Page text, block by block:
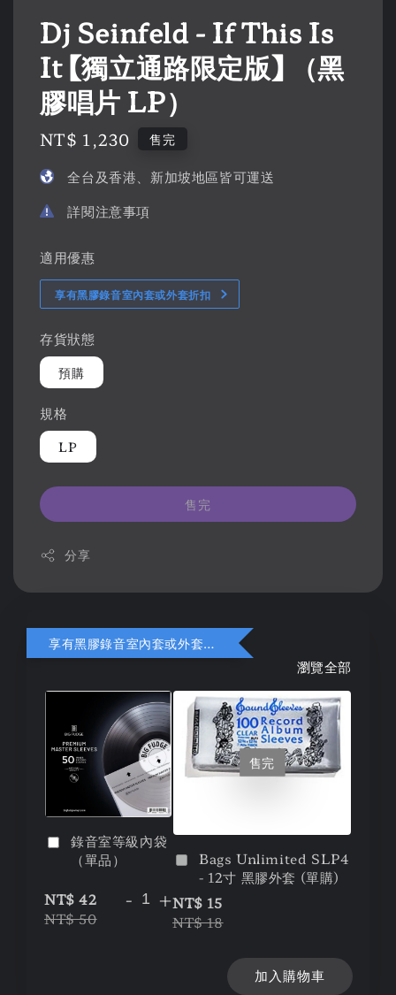
Dj Seinfeld - If This Is
It 【獨立通路限定版】 （黑
膠唱片 LP）
Regular
NT$ 1,230 售完
全台及香港、新加坡地區皆可運送
詳閱注意事項
適用優惠
享有黑膠錄音室內套或外套折扣
存貨狀態
預購
規格
LP
售完
分享
享有黑膠錄音室內套或外套折扣
瀏覽全部
錄音室等級內袋
（單品）
NT$ 42
NT$ 50
- +
售完
Bags Unlimited SLP4
- 12寸 黑膠外套 (單購)
NT$ 15
NT$ 18
加入購物車